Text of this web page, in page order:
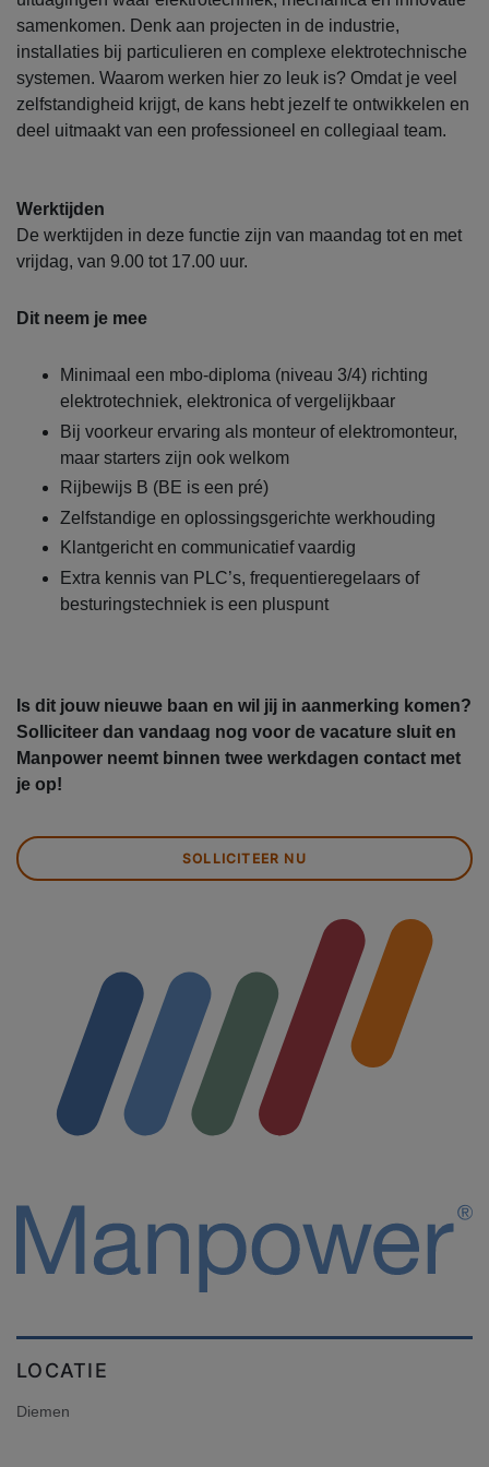
samenkomen. Denk aan projecten in de industrie,
installaties bij particulieren en complexe elektrotechnische
systemen. Waarom werken hier zo leuk is? Omdat je veel
zelfstandigheid krijgt, de kans hebt jezelf te ontwikkelen en
deel uitmaakt van een professioneel en collegiaal team.
Werktijden
De werktijden in deze functie zijn van maandag tot en met
vrijdag, van 9.00 tot 17.00 uur.
Dit neem je mee
Minimaal een mbo-diploma (niveau 3/4) richting
elektrotechniek, elektronica of vergelijkbaar
Bij voorkeur ervaring als monteur of elektromonteur,
maar starters zijn ook welkom
Rijbewijs B (BE is een pré)
Zelfstandige en oplossingsgerichte werkhouding
Klantgericht en communicatief vaardig
Extra kennis van PLC’s, frequentieregelaars of
besturingstechniek is een pluspunt
Is dit jouw nieuwe baan en wil jij in aanmerking komen?
Solliciteer dan vandaag nog voor de vacature sluit en
Manpower neemt binnen twee werkdagen contact met
je op!
SOLLICITEER NU
LOCATIE
Diemen